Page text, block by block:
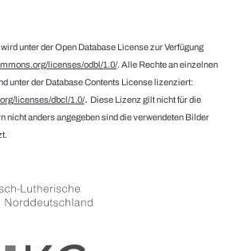
unter der Open Database License zur Verfügung
licenses/odbl/1.0/. Alle Rechte an einzelnen
unter der Database Contents License lizenziert:
licenses/dbcl/1.0/. Diese Lizenz gilt nicht für die
nicht anders angegeben sind die verwendeten Bilder